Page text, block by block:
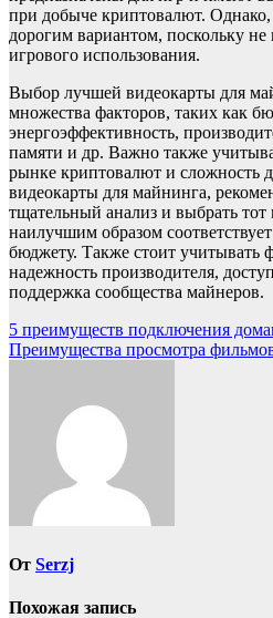
при добыче криптовалют.
дорогим вариантом, поскольку
игрового использования.
Выбор лучшей видеокарты для
множества факторов, таких как
энергоэффективность,
памяти и др. Важно также
рынке криптовалют и сложность
видеокарты для майнинга,
тщательный анализ и выбрать тот
наилучшим образом
бюджету. Также стоит учитывать
надежность производителя,
поддержка сообщества майнеров.
Навигация
по
5 преимуществ подключения
Преимущества просмотра
От Serzj
Похожая запись